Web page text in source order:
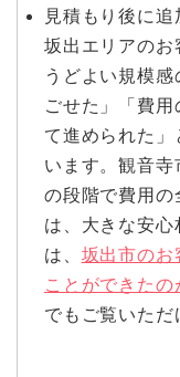
見積もり後に
坂出エリアのお
うどよい規模
ごせた」「費
て進められた」
います。観音寺
の段階で費用の
は、大きな安
は、 坂出市のお
ことができたの
でもご覧いただ